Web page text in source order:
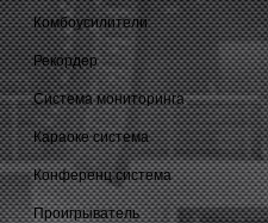
Комбоусилители
Рекордер
Система мониторинга
Караоке система
Конференц система
Проигрыватель